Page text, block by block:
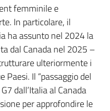
femminile e
In particolare, il
ha assunto nel 2024 la
dal Canada nel 2025 –
ulteriormente i
Il “passaggio del
dall’Italia al Canada
per approfondire le